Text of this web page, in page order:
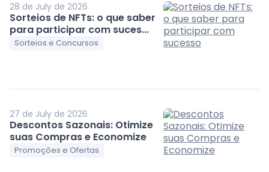
28 de July de 2026
Sorteios de NFTs: o que saber
para participar com suces...
Sorteios e Concursos
27 de July de 2026
Descontos Sazonais: Otimize
suas Compras e Economize
Promoções e Ofertas